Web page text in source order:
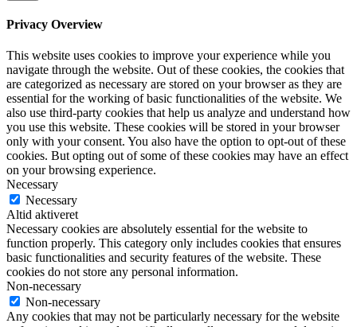
Privacy Overview
This website uses cookies to improve your experience while you
navigate through the website. Out of these cookies, the cookies that
are categorized as necessary are stored on your browser as they are
essential for the working of basic functionalities of the website. We
also use third-party cookies that help us analyze and understand how
you use this website. These cookies will be stored in your browser
only with your consent. You also have the option to opt-out of these
cookies. But opting out of some of these cookies may have an effect
on your browsing experience.
Necessary
Necessary
Altid aktiveret
Necessary cookies are absolutely essential for the website to
function properly. This category only includes cookies that ensures
basic functionalities and security features of the website. These
cookies do not store any personal information.
Non-necessary
Non-necessary
Any cookies that may not be particularly necessary for the website